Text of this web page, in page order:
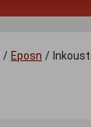
/ Eposn /